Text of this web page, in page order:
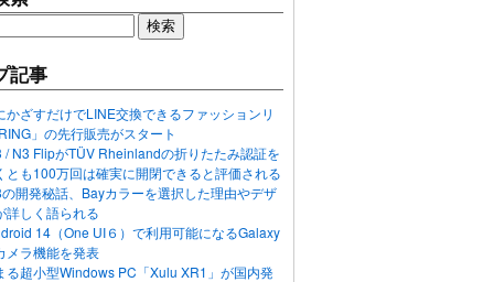
記事
かざすだけでLINE交換できるファッションリ
」の先行販売がスタート
/ N3 FlipがTÜV Rheinlandの折りたたみ認証を
とも100万回は確実に開閉できると評価される
開発秘話、Bayカラーを選択した理由やデザ
詳しく語られる
14（One UI６）で利用可能になるGalaxy
メラ機能を発表
る超小型Windows PC「Xulu XR1」が国内発